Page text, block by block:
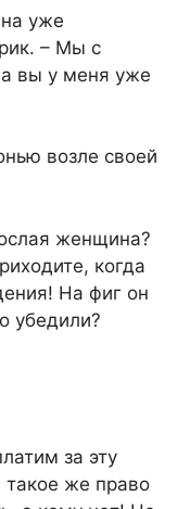
уже
– Мы с
вы у меня уже
возле своей
женщина?
когда
На фиг он
убедили?
за эту
же право